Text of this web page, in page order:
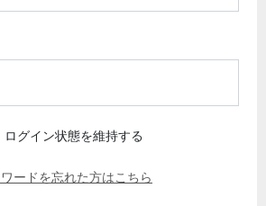
ログイン状態を維持する
ードを忘れた方はこちら